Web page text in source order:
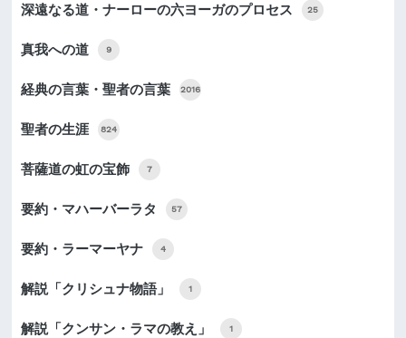
深遠なる道・ナーローの六ヨーガのプロセス 25
真我への道 9
経典の言葉・聖者の言葉 2016
聖者の生涯 824
菩薩道の虹の宝飾 7
要約・マハーバーラタ 57
要約・ラーマーヤナ 4
解説「クリシュナ物語」 1
解説「クンサン・ラマの教え」 1